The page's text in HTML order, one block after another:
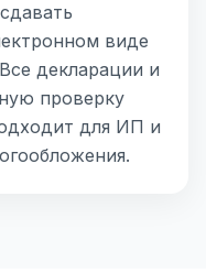
виде
декларации и
проверку
для ИП и